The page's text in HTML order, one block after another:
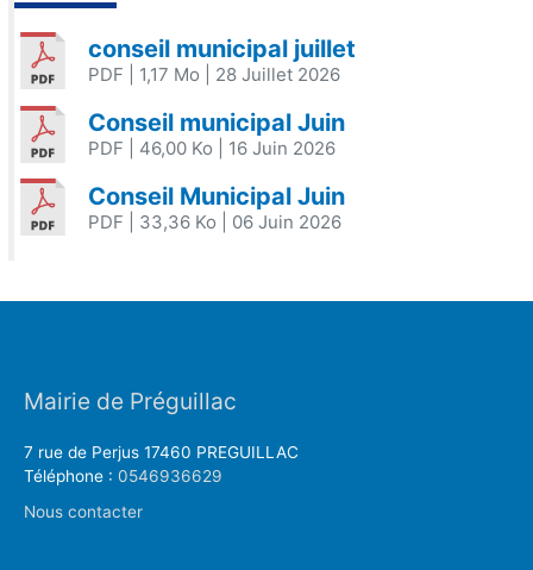
conseil municipal juillet
PDF | 1,17 Mo | 28 Juillet 2026
Conseil municipal Juin
PDF | 46,00 Ko | 16 Juin 2026
Conseil Municipal Juin
PDF | 33,36 Ko | 06 Juin 2026
Mairie de Préguillac
7 rue de Perjus 17460 PREGUILLAC
Téléphone : 0546936629
Nous contacter